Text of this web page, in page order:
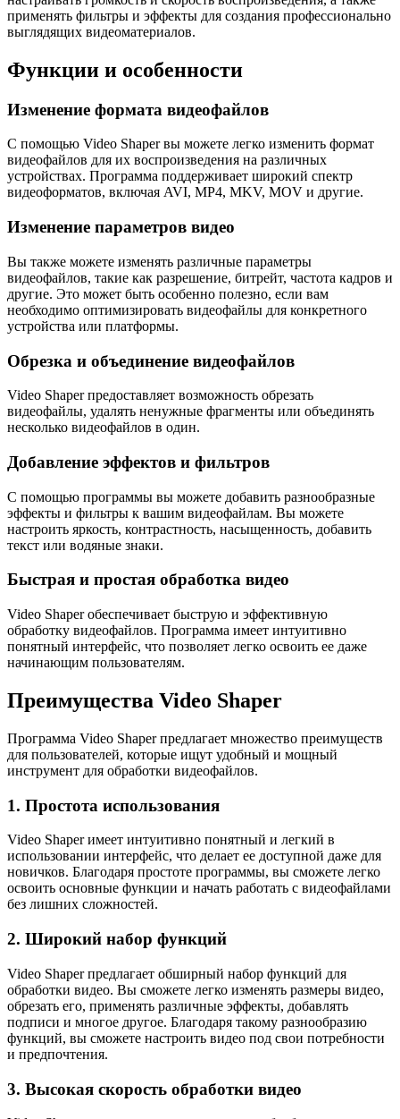
применять фильтры и эффекты для создания профессионально
выглядящих видеоматериалов.
Функции и особенности
Изменение формата видеофайлов
С помощью Video Shaper вы можете легко изменить формат
видеофайлов для их воспроизведения на различных
устройствах. Программа поддерживает широкий спектр
видеоформатов, включая AVI, MP4, MKV, MOV и другие.
Изменение параметров видео
Вы также можете изменять различные параметры
видеофайлов, такие как разрешение, битрейт, частота кадров и
другие. Это может быть особенно полезно, если вам
необходимо оптимизировать видеофайлы для конкретного
устройства или платформы.
Обрезка и объединение видеофайлов
Video Shaper предоставляет возможность обрезать
видеофайлы, удалять ненужные фрагменты или объединять
несколько видеофайлов в один.
Добавление эффектов и фильтров
С помощью программы вы можете добавить разнообразные
эффекты и фильтры к вашим видеофайлам. Вы можете
настроить яркость, контрастность, насыщенность, добавить
текст или водяные знаки.
Быстрая и простая обработка видео
Video Shaper обеспечивает быструю и эффективную
обработку видеофайлов. Программа имеет интуитивно
понятный интерфейс, что позволяет легко освоить ее даже
начинающим пользователям.
Преимущества Video Shaper
Программа Video Shaper предлагает множество преимуществ
для пользователей, которые ищут удобный и мощный
инструмент для обработки видеофайлов.
1. Простота использования
Video Shaper имеет интуитивно понятный и легкий в
использовании интерфейс, что делает ее доступной даже для
новичков. Благодаря простоте программы, вы сможете легко
освоить основные функции и начать работать с видеофайлами
без лишних сложностей.
2. Широкий набор функций
Video Shaper предлагает обширный набор функций для
обработки видео. Вы сможете легко изменять размеры видео,
обрезать его, применять различные эффекты, добавлять
подписи и многое другое. Благодаря такому разнообразию
функций, вы сможете настроить видео под свои потребности
и предпочтения.
3. Высокая скорость обработки видео